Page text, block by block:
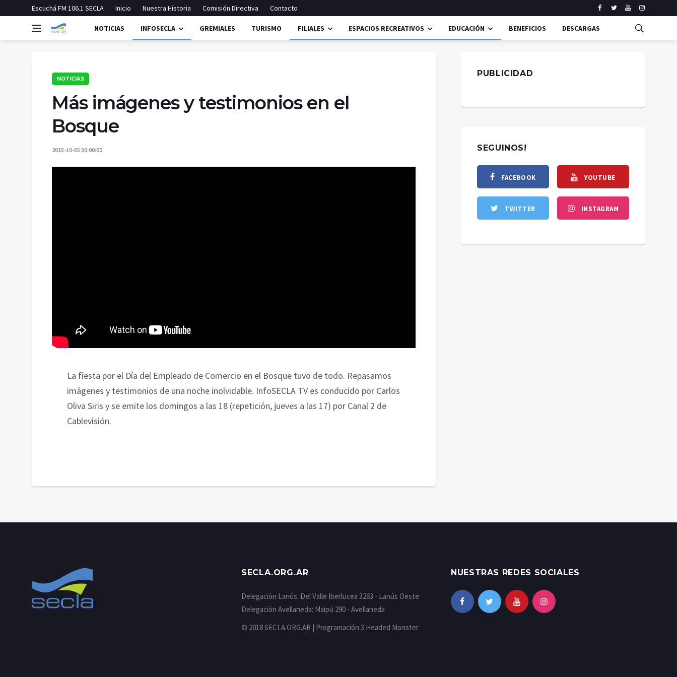
Escuchá FM 106.1 SECLA Inicio Nuestra Historia Comisión Directiva Contacto
NOTICIAS INFOSECLA GREMIALES TURISMO FILIALES ESPACIOS RECREATIVOS EDUCACIÓN BENEFICIOS DESCARGAS
NOTICIAS
Más imágenes y testimonios en el
Bosque
2015-10-05 00:00:00
La fiesta por el Día del Empleado de Comercio en el Bosque tuvo de todo. Repasamos
imágenes y testimonios de una noche inolvidable. InfoSECLA TV es conducido por Carlos
Oliva Siris y se emite los domingos a las 18 (repetición, jueves a las 17) por Canal 2 de
Cablevisión.
PUBLICIDAD
SEGUINOS!
FACEBOOK
TWITTER
YOUTUBE
INSTAGRAM
SECLA.ORG.AR
Delegación Lanús: Del Valle Iberlucea 3263 - Lanús Oeste
Delegación Avellaneda: Maipú 290 - Avellaneda
© 2018 SECLA.ORG.AR | Programación 3 Headed Monster
NUESTRAS REDES SOCIALES